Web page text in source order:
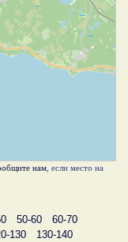
нам , если место на
50-60
60-70
130
130-140